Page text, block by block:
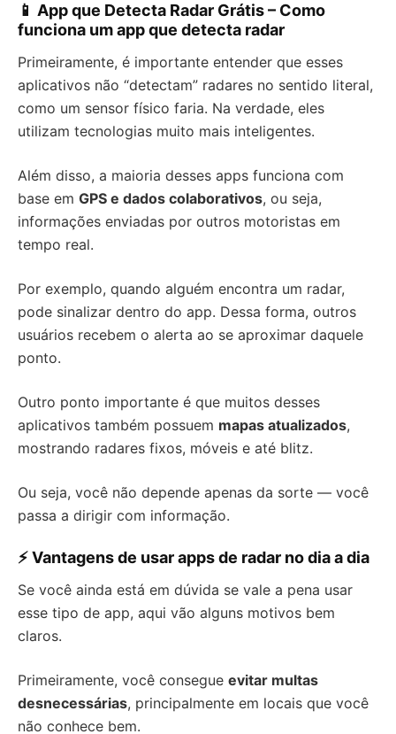
📱 App que Detecta Radar Grátis – Como
funciona um app que detecta radar
Primeiramente, é importante entender que esses
aplicativos não “detectam” radares no sentido literal,
como um sensor físico faria. Na verdade, eles
utilizam tecnologias muito mais inteligentes.
Além disso, a maioria desses apps funciona com
base em GPS e dados colaborativos, ou seja,
informações enviadas por outros motoristas em
tempo real.
Por exemplo, quando alguém encontra um radar,
pode sinalizar dentro do app. Dessa forma, outros
usuários recebem o alerta ao se aproximar daquele
ponto.
Outro ponto importante é que muitos desses
aplicativos também possuem mapas atualizados,
mostrando radares fixos, móveis e até blitz.
Ou seja, você não depende apenas da sorte — você
passa a dirigir com informação.
⚡ Vantagens de usar apps de radar no dia a dia
Se você ainda está em dúvida se vale a pena usar
esse tipo de app, aqui vão alguns motivos bem
claros.
Primeiramente, você consegue evitar multas
desnecessárias, principalmente em locais que você
não conhece bem.